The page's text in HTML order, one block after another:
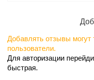
Добавлять отзывы могут
пользователи.
Для авторизации
быстрая.